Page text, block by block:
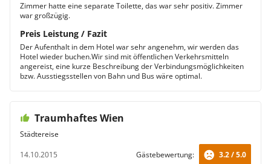
Zimmer hatte eine separate Toilette, das war sehr positiv. Zimmer
war großzügig.
Preis Leistung / Fazit
Der Aufenthalt in dem Hotel war sehr angenehm, wir werden das
Hotel wieder buchen.Wir sind mit öffentlichen Verkehrsmitteln
angereist, eine kurze Beschreibung der Verbindungsmöglichkeiten
bzw. Ausstiegsstellen von Bahn und Bus wäre optimal.
Traumhaftes Wien
Städtereise
14.10.2015
Gästebewertung: 3.2 / 5.0